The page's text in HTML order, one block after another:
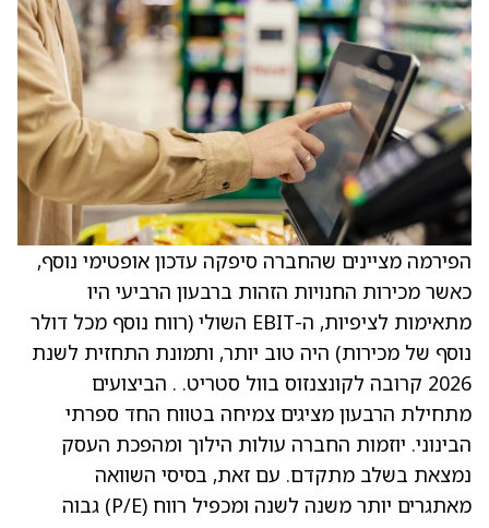
הפירמה מציינים שהחברה סיפקה עדכון אופטימי נוסף,
כאשר מכירות החנויות הזהות ברבעון הרביעי היו
מתאימות לציפיות, ה-EBIT השולי (רווח נוסף מכל דולר
נוסף של מכירות) היה טוב יותר, ותמונת התחזית לשנת
2026 קרובה לקונצנזוס בוול סטריט. . הביצועים
מתחילת הרבעון מציגים צמיחה בטווח החד ספרתי
הבינוני. יוזמות החברה עולות הילוך ומהפכת העסק
נמצאת בשלב מתקדם. עם זאת, בסיסי השוואה
מאתגרים יותר משנה לשנה ומכפיל רווח (P/E) גבוה